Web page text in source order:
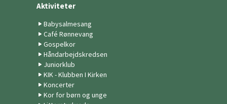
Aktiviteter
Babysalmesang
Café Rønnevang
Gospelkor
Håndarbejdskredsen
Juniorklub
KIK - Klubben I Kirken
Koncerter
Kor for børn og unge